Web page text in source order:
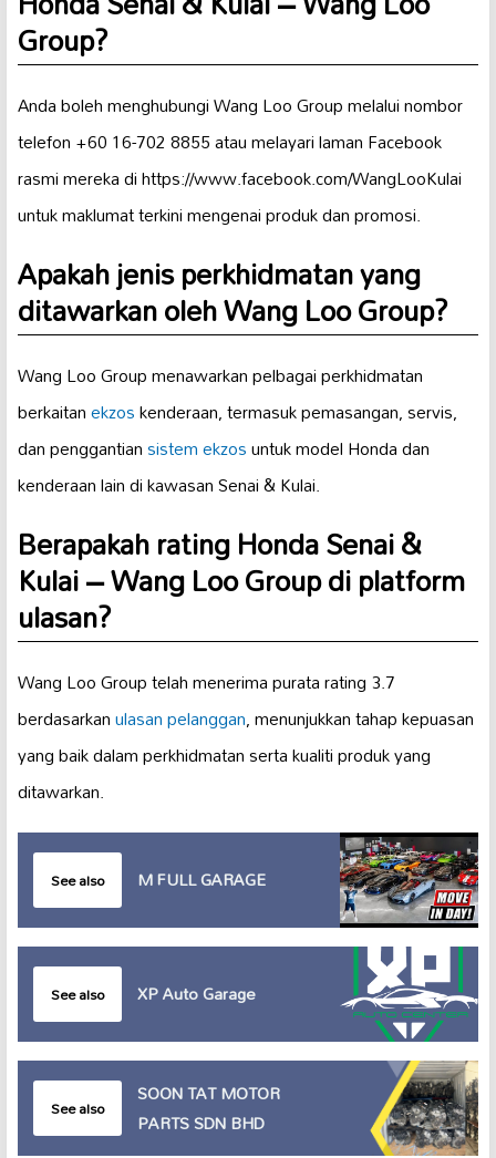
Group?
Anda boleh menghubungi Wang Loo Group melalui nombor
telefon +60 16-702 8855 atau melayari laman Facebook
rasmi mereka di https://www.facebook.com/WangLooKulai
untuk maklumat terkini mengenai produk dan promosi.
Apakah jenis perkhidmatan yang
ditawarkan oleh Wang Loo Group?
Wang Loo Group menawarkan pelbagai perkhidmatan
berkaitanekzoskenderaan, termasuk pemasangan, servis,
dan penggantiansistem ekzosuntuk model Honda dan
kenderaan lain di kawasan Senai & Kulai.
Berapakah rating Honda Senai &
Kulai – Wang Loo Group di platform
ulasan?
Wang Loo Group telah menerima purata rating 3.7
berdasarkanulasan pelanggan, menunjukkan tahap kepuasan
yang baik dalam perkhidmatan serta kualiti produk yang
ditawarkan.
See also M FULL GARAGE
See also XP Auto Garage
See also
SOON TAT MOTOR
PARTS SDN BHD